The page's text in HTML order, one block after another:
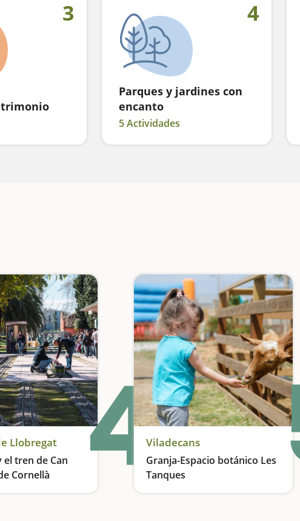
3 4
Parques y jardines con
encanto
5 Actividades
Llobregat
el tren de Can
Cornellà
por el parque 4Viladecans
Granja-Espacio botánico Les
Tanques
Conectamos con los animales en familia